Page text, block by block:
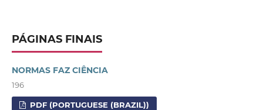
PÁGINAS FINAIS
NORMAS FAZ CIÊNCIA
196
PDF (PORTUGUESE (BRAZIL))